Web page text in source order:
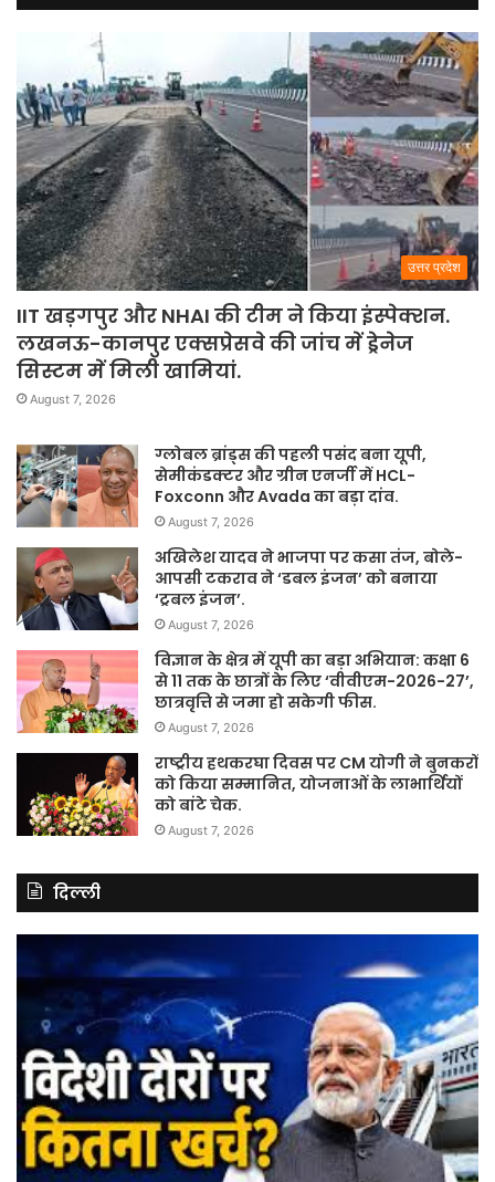
उत्तर प्रदेश
IIT खड़गपुर और NHAI की टीम ने किया इंस्पेक्शन.
लखनऊ-कानपुर एक्सप्रेसवे की जांच में ड्रेनेज
सिस्टम में मिली खामियां.
August 7, 2026
ग्लोबल ब्रांड्स की पहली पसंद बना यूपी,
सेमीकंडक्टर और ग्रीन एनर्जी में HCL-
Foxconn और Avada का बड़ा दांव.
August 7, 2026
अखिलेश यादव ने भाजपा पर कसा तंज, बोले-
आपसी टकराव ने ‘डबल इंजन’ को बनाया
‘ट्रबल इंजन’.
August 7, 2026
विज्ञान के क्षेत्र में यूपी का बड़ा अभियान: कक्षा 6
से 11 तक के छात्रों के लिए ‘वीवीएम-2026-27’,
छात्रवृत्ति से जमा हो सकेगी फीस.
August 7, 2026
राष्ट्रीय हथकरघा दिवस पर CM योगी ने बुनकरों
को किया सम्मानित, योजनाओं के लाभार्थियों
को बांटे चेक.
August 7, 2026
दिल्ली